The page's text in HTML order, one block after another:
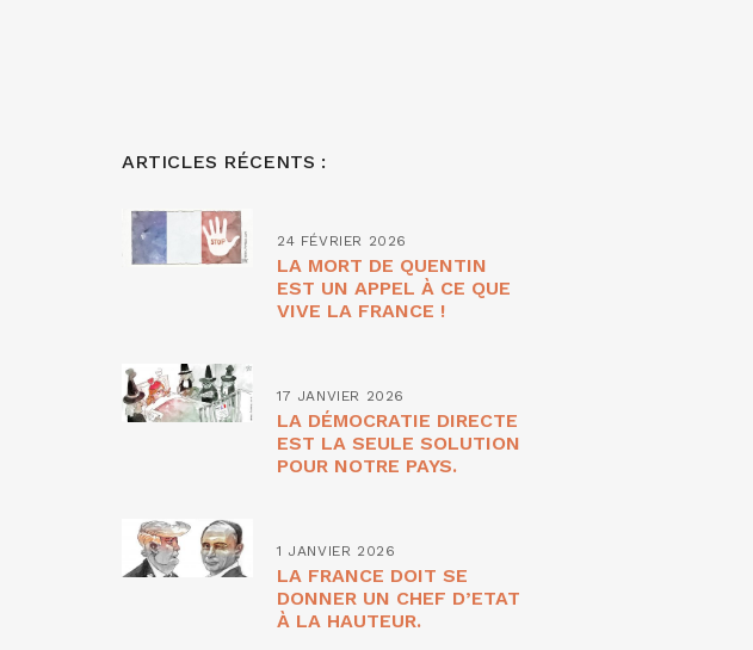
ARTICLES RÉCENTS :
24 FÉVRIER 2026
LA MORT DE QUENTIN
EST UN APPEL À CE QUE
VIVE LA FRANCE !
17 JANVIER 2026
LA DÉMOCRATIE DIRECTE
EST LA SEULE SOLUTION
POUR NOTRE PAYS.
1 JANVIER 2026
LA FRANCE DOIT SE
DONNER UN CHEF D’ETAT
À LA HAUTEUR.